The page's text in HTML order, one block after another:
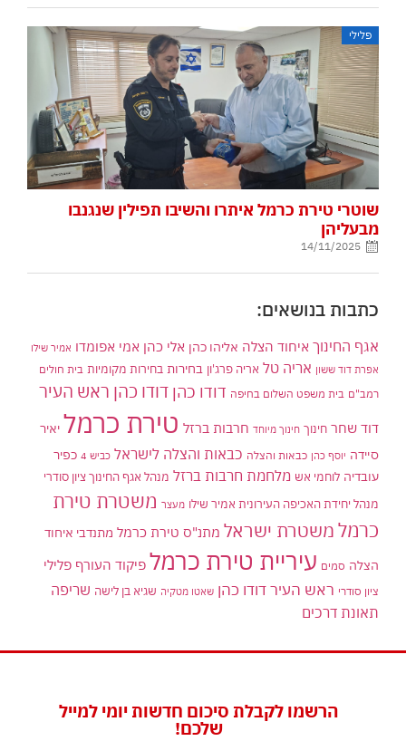
פלילי
שוטרי טירת כרמל איתרו והשיבו תפילין שנגנבו
מבעליהן
14/11/2025
כתבות בנושאים:
אגף החינוך איחוד הצלה אליהו כהן אלי כהן אמי אפומדו אמיר שילו
אפרת דוד ששון אריה טל אריה פרג'ון בחירות בחירות מקומיות בית חולים
רמב"ם בית משפט השלום בחיפה דודו כהן דודו כהן ראש העיר
דוד שחר חינוך חינוך מיוחד חרבות ברזל טירת כרמל יאיר
סיידה יוסף כהן כבאות והצלה כבאות והצלה לישראל כביש 4
כפיר
עובדיה לוחמי אש מלחמת חרבות ברזל מנהל אגף החינוך ציון סודרי
מנהל יחידת האכיפה העירונית אמיר שילו מעצר משטרת טירת
כרמלמשטרת ישראל מתנ"ס טירת כרמל מתנדבי איחוד
הצלה סמים עיריית טירת כרמל פיקוד העורף פלילי
ציון סודרי ראש העיר דודו כהן שאטו מטקיה שגיא בן לישה שריפה
תאונת דרכים
הרשמו לקבלת סיכום חדשות יומי למייל
שלכם!